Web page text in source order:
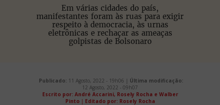
Em várias cidades do país,
manifestantes foram às ruas para exigir
respeito à democracia, às urnas
eletrônicas e rechaçar as ameaças
golpistas de Bolsonaro
Publicado: 11 Agosto, 2022 - 19h06 | Última modificação:
12 Agosto, 2022 - 09h07
Escrito por: André Accarini, Rosely Rocha e Walber
Pinto| Editado por: Rosely Rocha